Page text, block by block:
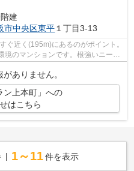
建
市中央区東平 １丁目3-13
ぐ近く(195m)にあるのがポイント。
境のマンションです。根強いニーズ
ありません。
ン上本町」への
はこちら
1～11 件を表示